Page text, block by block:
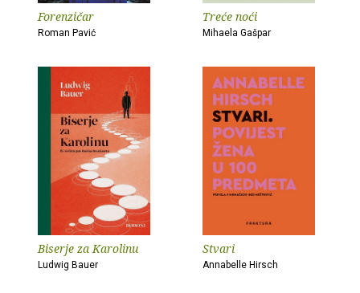
Forenzičar
Roman Pavić
Treće noći
Mihaela Gašpar
Biserje za Karolinu
Ludwig Bauer
Stvari
Annabelle Hirsch